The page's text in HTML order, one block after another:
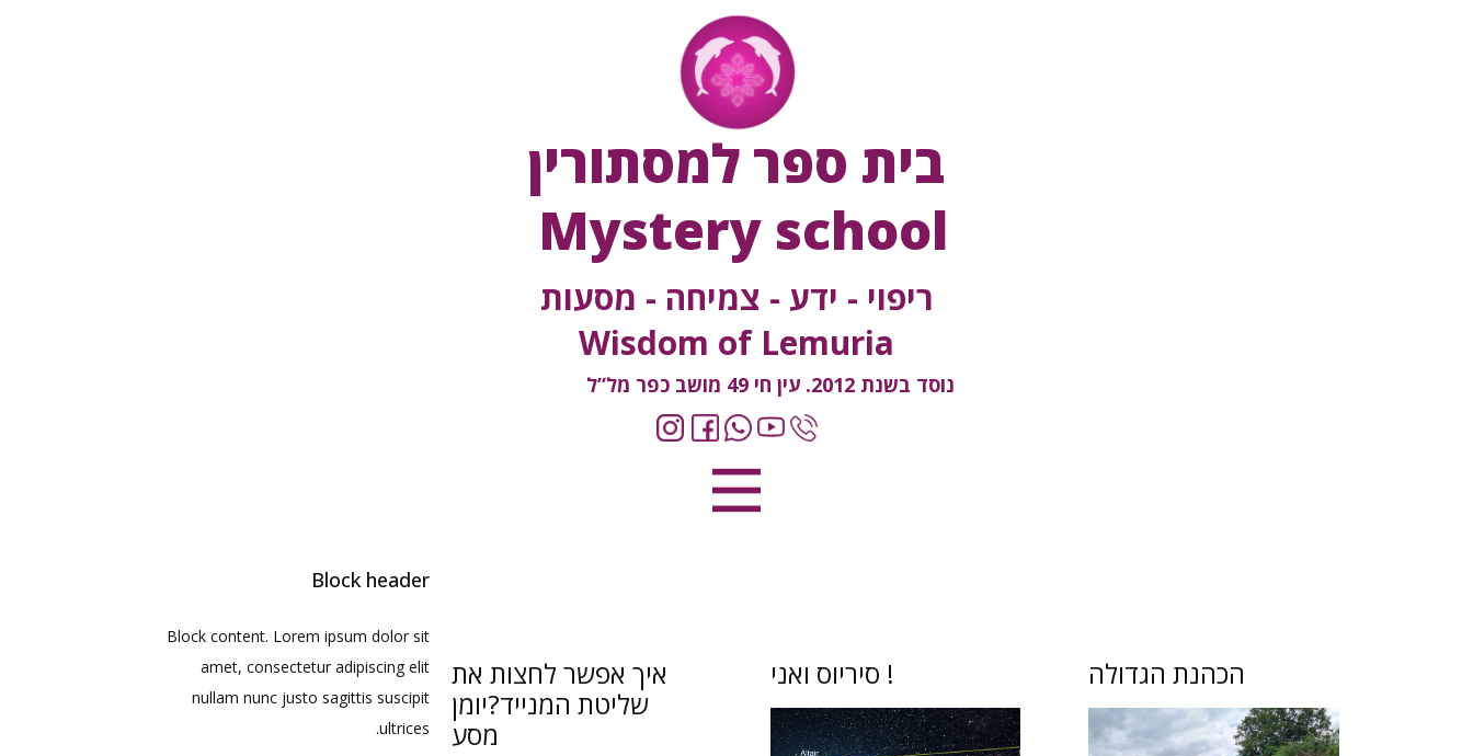
בית ספר למסתורין
Mystery school
ריפוי - ידע - צמיחה - מסעות
Wisdom of Lemuria
נוסד בשנת 2012. עין חי 49 מושב כפר מל”ל
הכהנת הגדולה סיריוס ואני !
איך אפשר לחצות את
שליטת המנייד?יומן
מסע
Block header
Block content. Lorem ipsum dolor sit
amet, consectetur adipiscing elit
nullam nunc justo sagittis suscipit
ultrices.